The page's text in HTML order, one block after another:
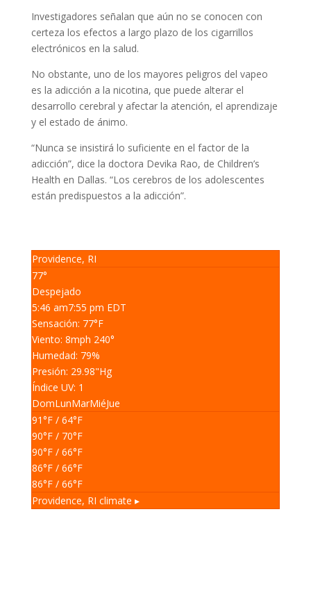
Investigadores señalan que aún no se conocen con
certeza los efectos a largo plazo de los cigarrillos
electrónicos en la salud.
No obstante, uno de los mayores peligros del vapeo
es la adicción a la nicotina, que puede alterar el
desarrollo cerebral y afectar la atención, el aprendizaje
y el estado de ánimo.
“Nunca se insistirá lo suficiente en el factor de la
adicción”, dice la doctora Devika Rao, de Children’s
Health en Dallas. “Los cerebros de los adolescentes
están predispuestos a la adicción”.
Providence, RI
77°
Despejado
5:46 am7:55 pm EDT
Sensación: 77°F
Viento: 8mph 240°
Humedad: 79%
Presión: 29.98"Hg
Índice UV: 1
DomLunMarMiéJue
91°F/ 64°F
90°F/ 70°F
90°F/ 66°F
86°F/ 66°F
86°F/ 66°F
Providence, RI climate ▸